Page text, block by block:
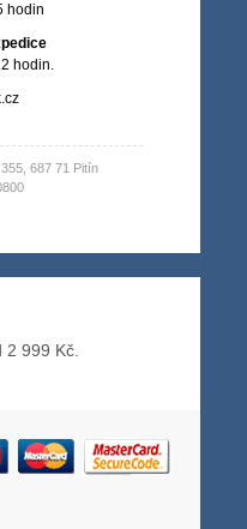
hodin
hodin.
687 71 Pitín
2 999 Kč.